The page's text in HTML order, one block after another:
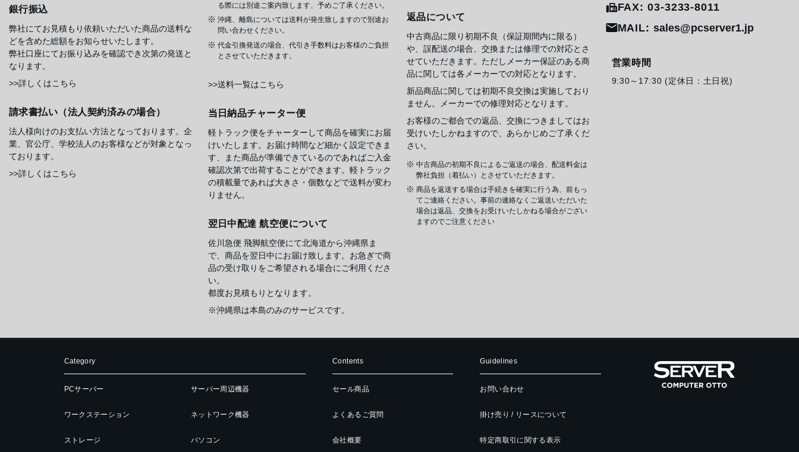
銀行振込
弊社にてお見積もり依頼いただいた商品の送料な
どを含めた総額をお知らせいたします。
弊社口座にてお振り込みを確認でき次第の発送と
なります。
>>詳しくはこちら
請求書払い（法人契約済みの場合）
法人様向けのお支払い方法となっております。企
業、官公庁、学校法人のお客様などが対象となっ
ております。
>>詳しくはこちら
る際には別途ご案内致します、予めご了承ください。
沖縄、離島については送料が発生致しますので別途お
問い合わせください。
代金引換発送の場合、代引き手数料はお客様のご負担
とさせていただきます。
>>送料一覧はこちら
当日納品チャーター便
軽トラック便をチャーターして商品を確実にお届
けいたします。お届け時間など細かく設定できま
す、また商品が準備できているのであればご入金
確認次第で出荷することができます。軽トラック
の積載量であれば大きさ・個数などで送料が変わ
りません。
翌日中配達 航空便について
佐川急便 飛脚航空便にて北海道から沖縄県ま
で、商品を翌日中にお届け致します。お急ぎで商
品の受け取りをご希望される場合にご利用くださ
い。
都度お見積もりとなります。
※沖縄県は本島のみのサービスです。
返品について
中古商品に限り初期不良（保証期間内に限る）
や、誤配送の場合、交換または修理での対応とさ
せていただきます。ただしメーカー保証のある商
品に関しては各メーカーでの対応となります。
新品商品に関しては初期不良交換は実施しており
ません。メーカーでの修理対応となります。
お客様のご都合での返品、交換につきましてはお
受けいたしかねますので、あらかじめご了承くだ
さい。
中古商品の初期不良によるご返送の場合、配送料金は
弊社負担（着払い）とさせていただきます。
商品を返送する場合は手続きを確実に行う為、前もっ
てご連絡ください。事前の連絡なくご返送いただいた
場合は返品、交換をお受けいたしかねる場合がござい
ますのでご注意ください
FAX: 03-3233-8011
MAIL: sales@pcserver1.jp
営業時間
9:30～17:30 (定休日：土日祝)
Category
PCサーバー
ワークステーション
ストレージ
サーバー周辺機器
ネットワーク機器
パソコン
Contents
セール商品
よくあるご質問
会社概要
Guidelines
お問い合わせ
掛け売り / リースについて
特定商取引に関する表示